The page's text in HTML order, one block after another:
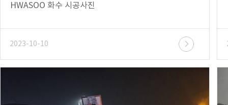
HWASOO 화수 시공사진
2023-10-10